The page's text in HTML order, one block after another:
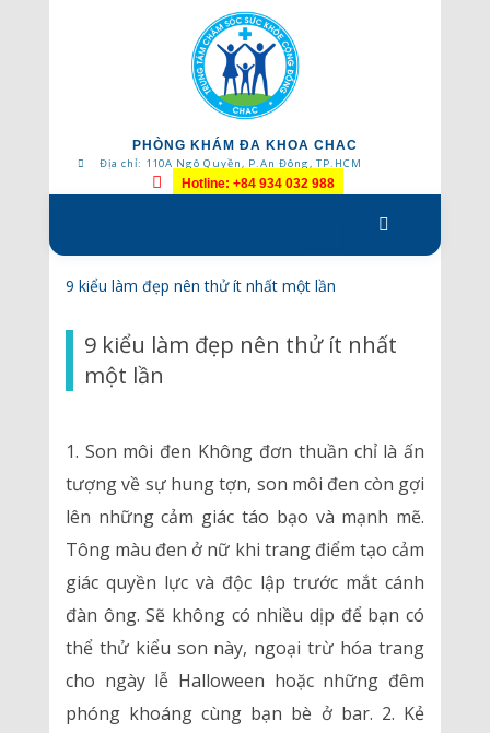
PHÒNG KHÁM ĐA KHOA CHAC
Địa chỉ: 110A Ngô Quyền, P.An Đông, TP.HCM
Hotline: +84 934 032 988
to
content
9 kiểu làm đẹp nên thử ít nhất một lần
9 kiểu làm đẹp nên thử ít nhất
một lần
1. Son môi đen Không đơn thuần chỉ là ấn
tượng về sự hung tợn, son môi đen còn gợi
lên những cảm giác táo bạo và mạnh mẽ.
Tông màu đen ở nữ khi trang điểm tạo cảm
giác quyền lực và độc lập trước mắt cánh
đàn ông. Sẽ không có nhiều dịp để bạn có
thể thử kiểu son này, ngoại trừ hóa trang
cho ngày lễ Halloween hoặc những đêm
phóng khoáng cùng bạn bè ở bar. 2. Kẻ